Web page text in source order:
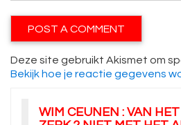
Deze site gebruikt Akismet om
Bekijk hoe je reactie gegevens
WIM CEUNEN : VAN